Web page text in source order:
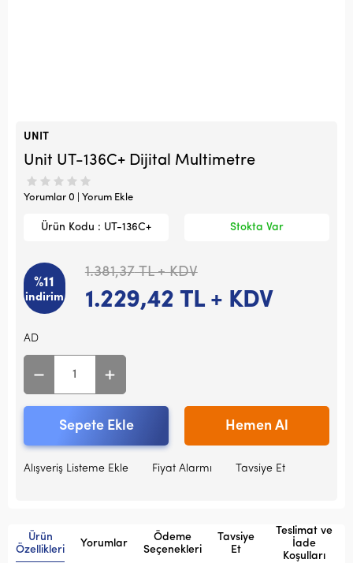
UNIT
Unit UT-136C+ Dijital Multimetre
Yorumlar 0 | Yorum Ekle
Ürün Kodu : UT-136C+ Stokta Var
%11
indirim
1.381,37TL + KDV
1.229,42 TL + KDV
AD
Sepete Ekle Hemen Al
Alışveriş Listeme Ekle Fiyat Alarmı Tavsiye Et
Ürün
Özellikleri
Yorumlar
Ödeme
Seçenekleri
Tavsiye
Et
Teslimat ve
İade
Koşulları